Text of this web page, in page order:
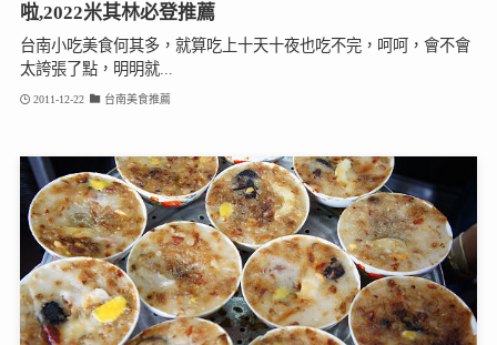
啦,2022米其林必登推薦
台南小吃美食何其多，就算吃上十天十夜也吃不完，呵呵，會不會
太誇張了點，明明就...
2011-12-22 台南美食推薦